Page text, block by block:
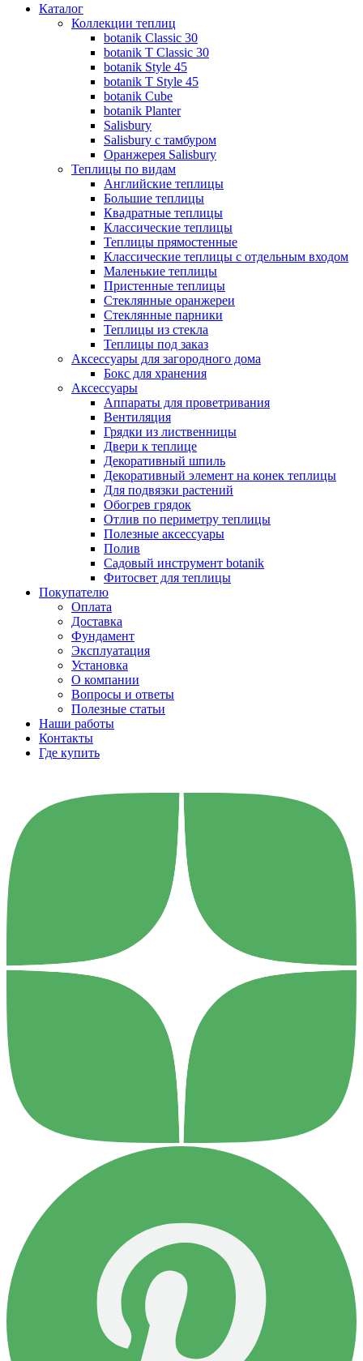
Каталог
Коллекции теплиц
botanik Classic 30
botanik T Classic 30
botanik Style 45
botanik Т Style 45
botanik Cube
botanik Planter
Salisbury
Salisbury с тамбуром
Оранжерея Salisbury
Теплицы по видам
Английские теплицы
Большие теплицы
Квадратные теплицы
Классические теплицы
Теплицы прямостенные
Классические теплицы с отдельным входом
Маленькие теплицы
Пристенные теплицы
Стеклянные оранжереи
Стеклянные парники
Теплицы из стекла
Теплицы под заказ
Аксессуары для загородного дома
Бокс для хранения
Аксессуары
Аппараты для проветривания
Вентиляция
Грядки из лиственницы
Двери к теплице
Декоративный шпиль
Декоративный элемент на конек теплицы
Для подвязки растений
Обогрев грядок
Отлив по периметру теплицы
Полезные аксессуары
Полив
Садовый инструмент botanik
Фитосвет для теплицы
Покупателю
Оплата
Доставка
Фундамент
Эксплуатация
Установка
О компании
Вопросы и ответы
Полезные статьи
Наши работы
Контакты
Где купить